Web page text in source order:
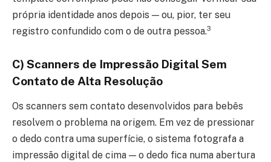
própria identidade anos depois — ou, pior, ter seu
registro confundido com o de outra pessoa.3
C) Scanners de Impressão Digital Sem
Contato de Alta Resolução
Os scanners sem contato desenvolvidos para bebês
resolvem o problema na origem. Em vez de pressionar
o dedo contra uma superfície, o sistema fotografa a
impressão digital de cima — o dedo fica numa abertura